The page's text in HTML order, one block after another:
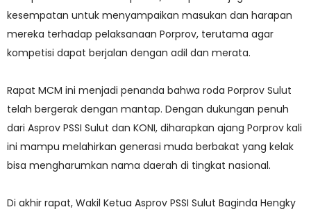
kesempatan untuk menyampaikan masukan dan harapan
mereka terhadap pelaksanaan Porprov, terutama agar
kompetisi dapat berjalan dengan adil dan merata.
Rapat MCM ini menjadi penanda bahwa roda Porprov Sulut
telah bergerak dengan mantap. Dengan dukungan penuh
dari Asprov PSSI Sulut dan KONI, diharapkan ajang Porprov kali
ini mampu melahirkan generasi muda berbakat yang kelak
bisa mengharumkan nama daerah di tingkat nasional.
Di akhir rapat, Wakil Ketua Asprov PSSI Sulut Baginda Hengky